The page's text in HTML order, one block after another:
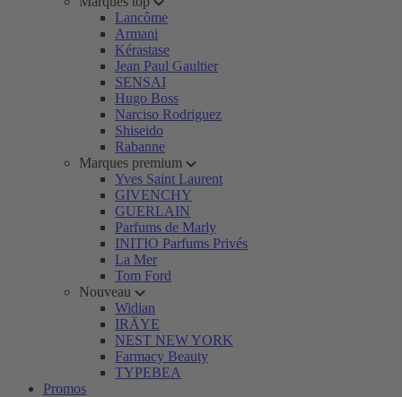
Lancôme
Armani
Kérastase
Jean Paul Gaultier
SENSAI
Hugo Boss
Narciso Rodriguez
Shiseido
Rabanne
Marques premium
Yves Saint Laurent
GIVENCHY
GUERLAIN
Parfums de Marly
INITIO Parfums Privés
La Mer
Tom Ford
Nouveau
Widian
IRÄYE
NEST NEW YORK
Farmacy Beauty
TYPEBEA
Promos